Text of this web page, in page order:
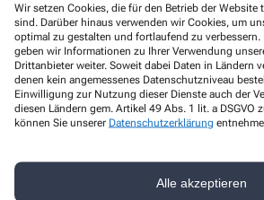
Wir setzen Cookies, die für den Betrieb der Website
sind. Darüber hinaus verwenden wir Cookies, um
optimal zu gestalten und fortlaufend zu
geben wir Informationen zu Ihrer Verwendung
Drittanbieter weiter. Soweit dabei Daten in Ländern
denen kein angemessenes Datenschutzniveau
Einwilligung zur Nutzung dieser Dienste auch der
diesen Ländern gem. Artikel 49 Abs. 1 lit. a DSGVO
können Sie unserer Datenschutzerklärung
Alle akzeptieren
Apotheke Förster
Bahnhofstraße 3,59939 Olsberg
+49-2962/9 73 90
+49-2962/97 39 39